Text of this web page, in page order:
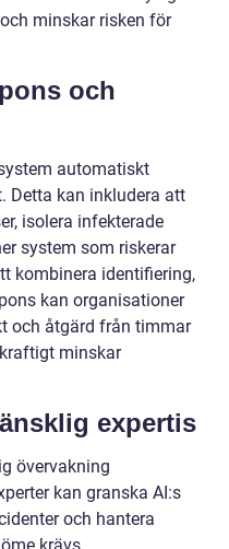
minskar risken för
och
automatiskt
Detta kan inkludera att
isolera infekterade
system som riskerar
kombinera identifiering,
kan organisationer
och åtgärd från timmar
minskar
expertis
övervakning
kan granska AI:s
och hantera
krävs.